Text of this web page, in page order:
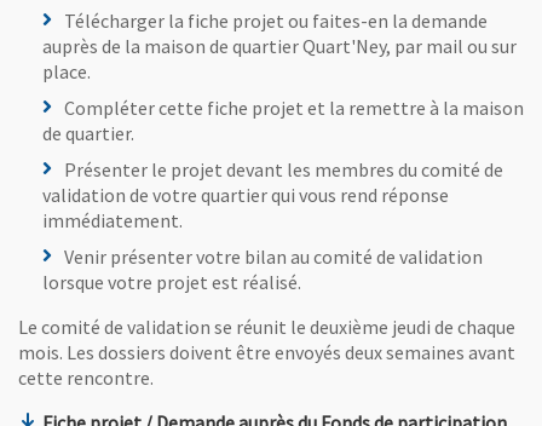
Télécharger la fiche projet ou faites-en la demande
auprès de la maison de quartier Quart'Ney, par mail ou sur
place.
Compléter cette fiche projet et la remettre à la maison
de quartier.
Présenter le projet devant les membres du comité de
validation de votre quartier qui vous rend réponse
immédiatement.
Venir présenter votre bilan au comité de validation
lorsque votre projet est réalisé.
Le comité de validation se réunit le deuxième jeudi de chaque
mois. Les dossiers doivent être envoyés deux semaines avant
cette rencontre.